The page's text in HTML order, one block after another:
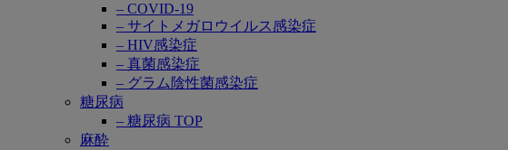
– COVID-19
– サイトメガロウイルス感染症
– HIV感染症
– 真菌感染症
– グラム陰性菌感染症
糖尿病
– 糖尿病 TOP
麻酔